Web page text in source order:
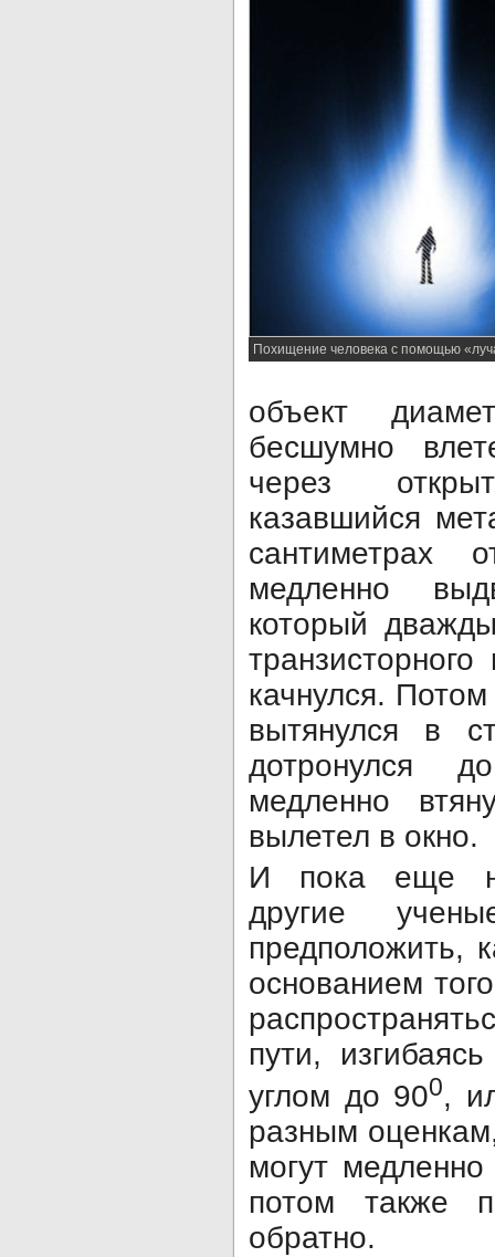
Похищение человека с помощью
объект
бесшумно
через
казавшийся
медленно
который
качнулся.
вытянулся в
дотронулся
медленно
вылетел в окно.
И пока еще
другие
предположить,
основанием
пути,
углом до 900,
разным
могут
потом также
обратно.